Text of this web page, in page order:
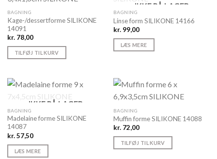
BAGNING
Kage-/dessertforme SILIKONE
14091
kr.78,00
TILFØJ TIL KURV
IKKE PÅ LAGER
BAGNING
Linse form SILIKONE 14166
kr.99,00
LÆS MERE
IKKE PÅ LAGER
BAGNING
Madelaine forme SILIKONE
14087
kr.57,50
LÆS MERE
BAGNING
Muffin forme SILIKONE 14088
kr.72,00
TILFØJ TIL KURV